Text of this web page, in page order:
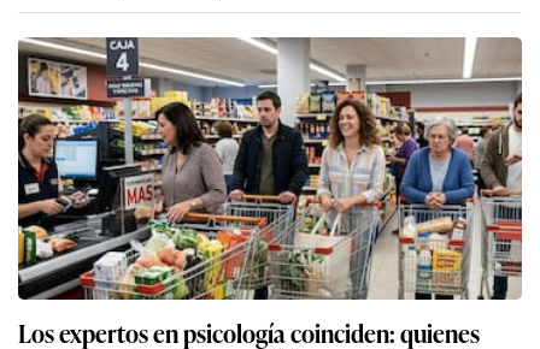
Los expertos en psicología coinciden: quienes